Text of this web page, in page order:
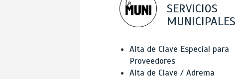
SERVICIOS
MUNICIPALES
Alta de Clave Especial para
Proveedores
Alta de Clave / Adrema